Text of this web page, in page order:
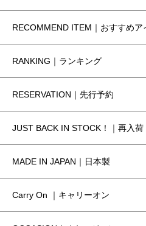
RECOMMEND ITEM｜おすすめア
RANKING｜ランキング
RESERVATION｜先行予約
JUST BACK IN STOCK！｜再入荷
MADE IN JAPAN｜日本製
Carry On ｜キャリーオン